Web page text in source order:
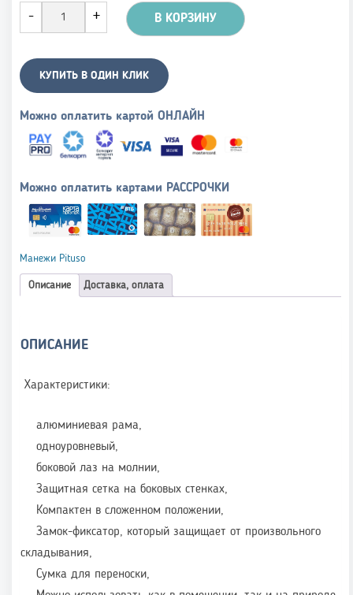
В КОРЗИНУ
КУПИТЬ В ОДИН КЛИК
Можно оплатить картой ОНЛАЙН
Можно оплатить картами РАССРОЧКИ
Манежи Pituso
Описание Доставка, оплата
ОПИСАНИЕ
Характеристики:
алюминиевая рама,
одноуровневый,
боковой лаз на молнии,
Защитная сетка на боковых стенках,
Компактен в сложенном положении,
Замок-фиксатор, который защищает от произвольного
складывания,
Сумка для переноски,